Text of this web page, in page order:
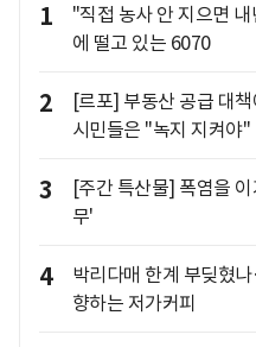
1
"직접 농사 안 지으면
에 떨고 있는 6070
2
[르포] 부동산 공급 대
시민들은 "녹지 지켜야"
3
[주간 특산물] 폭염을
무'
4
박리다매 한계 부딪혔
향하는 저가커피